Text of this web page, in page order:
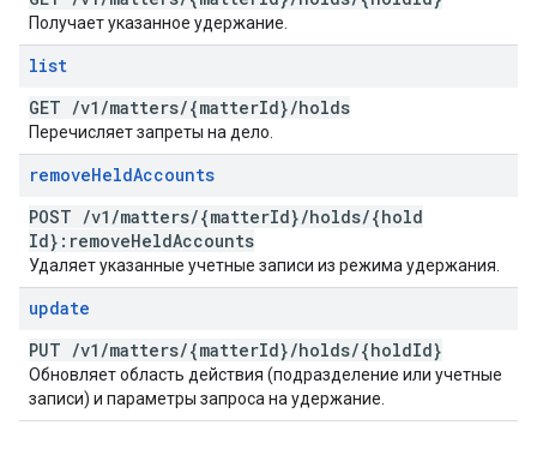
Получает указанное удержание.
list
GET /v1 /matters/{matterId}/holds
Перечисляет запреты на дело.
removeHeldAccounts
POST /v1 /matters/{matterId}/holds/{hold
Id}:removeHeldAccounts
Удаляет указанные учетные записи из режима удержания.
update
PUT /v1 /matters/{matterId}/holds/{holdId}
Обновляет область действия (подразделение или учетные
записи) и параметры запроса на удержание.